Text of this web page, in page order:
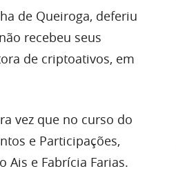
de Queiroga, deferiu
recebeu seus
de criptoativos, em
vez que no curso do
e Participações,
e Fabrícia Farias.